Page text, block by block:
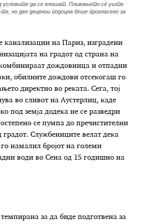
условите да се влошат. Пливањето сè уште
но две децении подоцна беше прогласено за
канализации на Париз, изградени
на градот од страна на
дождовница и отпадни
обилните дождови отсекогаш го
директно во реката. Сега, тој
во сливот на Аустерлиц, каде
под земја додека не се разведри
се пумпа до пречистителни
Службениците велат дека
намалил бројот на големи
води во Сена од 15 годишно на
за да биде подготвена за